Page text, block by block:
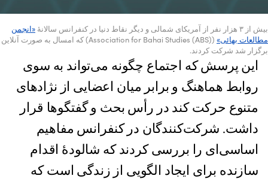
بیش از ۳ هزار نفر از آمریکای شمالی و دیگر نقاط دنیا در کنفرانس سالانۀ
«انجمن
مطالعات بهائی»
(Association for Bahai Studies (ABS)) که امسال به صورت آنلاین
برگزار شد شرکت کردند.
این پرسش که اجتماع چگونه می‌تواند به سوی
روابط هماهنگ و برابر میان اعضایی از نژادهای
متنوع حرکت کند در رأس بحث و گفتگوها قرار
داشت. شرکت‌کنندگان در کنفرانس مفاهیم
اساسی‌‌ای را بررسی کردند که شالودهٔ اقدام
سازنده برای ایجاد الگویی از زندگی است که‌